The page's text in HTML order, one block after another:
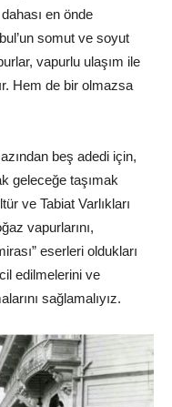
en önde
somut ve soyut
vapurlu ulaşım ile
Hem de bir olmazsa
beş adedi için,
geleceğe taşımak
ve Tabiat Varlıkları
vapurlarını,
eserleri oldukları
edilmelerini ve
sağlamalıyız.